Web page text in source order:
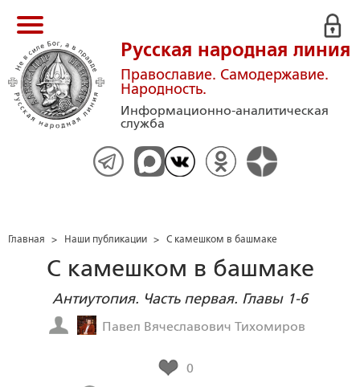
Русская народная линия
Православие. Самодержавие.
Народность.
Информационно-аналитическая
служба
Главная > Наши публикации > С камешком в башмаке
С камешком в башмаке
Антиутопия. Часть первая. Главы 1-6
Павел Вячеславович Тихомиров
0